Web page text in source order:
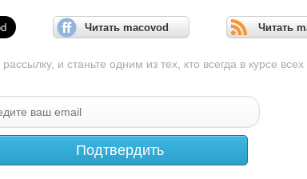
Читать macovod Читать
и станьте одним из тех, кто всегда в курсе всех
Подтвердить